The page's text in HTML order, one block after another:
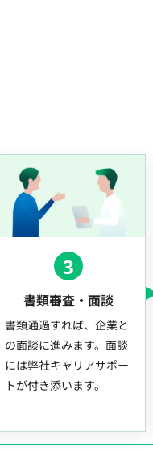
3
書類審査・面談
書類通過すれば、企業と
の面談に進みます。面談
には弊社キャリアサポー
トが付き添います。